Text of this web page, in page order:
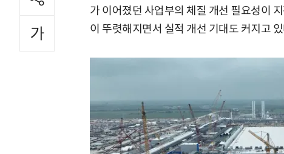
가 이어졌던 사업부의 체질 개선 필요성이
이 뚜렷해지면서 실적 개선 기대도 커지고